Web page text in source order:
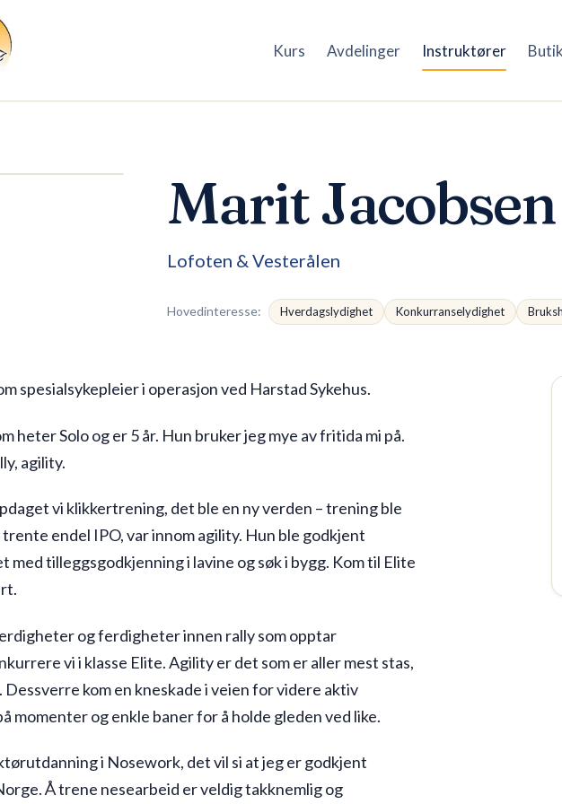
Kurs Avdelinger Instruktører
Marit Jacobsen
Lofoten & Vesterålen
Hovedinteresse: Hverdagslydighet Konkurranselydighet
spesialsykepleier i operasjon ved Harstad Sykehus.
heter Solo og er 5 år. Hun bruker jeg mye av fritida mi på.
agility.
vi klikkertrening, det ble en ny verden – trening ble
endel IPO, var innom agility. Hun ble godkjent
med tilleggsgodkjenning i lavine og søk i bygg. Kom til Elite
og ferdigheter innen rally som opptar
vi i klasse Elite. Agility er det som er aller mest stas,
kom en kneskade i veien for videre aktiv
momenter og enkle baner for å holde gleden ved like.
i Nosework, det vil si at jeg er godkjent
Å trene nesearbeid er veldig takknemlig og